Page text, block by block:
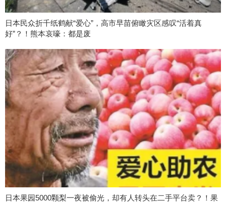
日本民众折千纸鹤献“爱心”，高市早苗俯瞰灾区感叹“活着真
好”？！熊本哀嚎：都是废
日本果园5000颗梨一夜被偷光，却有人转头在二手平台卖？！果